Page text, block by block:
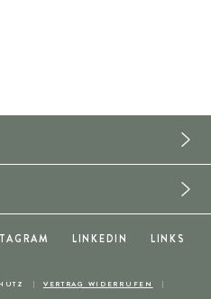
VERTRAG WIDERRUFEN
LINKEDIN LINKS